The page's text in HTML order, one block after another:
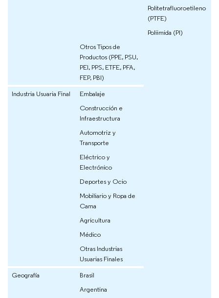
Politetrafluoroetileno
(PTFE)
Poliimida (PI)
Otros Tipos de
Productos (PPE, PSU,
PEI, PPS, ETFE, PFA,
FEP, PBI)
Industria Usuaria Final
Embalaje
Construcción e
Infraestructura
Automotriz y
Transporte
Eléctrico y
Electrónico
Deportes y Ocio
Mobiliario y Ropa de
Cama
Agricultura
Médico
Otras Industrias
Usuarias Finales
Geografía
Brasil
Argentina